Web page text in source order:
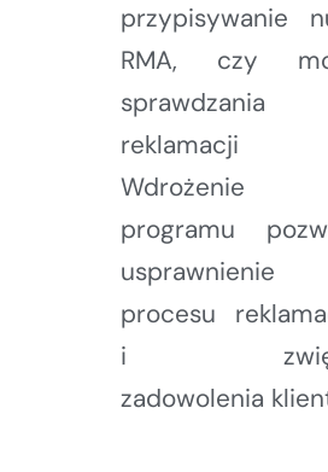
przypisywanie
RMA, czy
sprawdzania
reklamacji
Wdrożenie
programu
usprawnienie
procesu
i
zadowolenia